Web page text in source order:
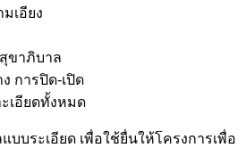
เอียง
ขาภิบาล
การปิด-เปิด
เอียดทั้งหมด
บบระเอียด เพื่อใช้ยื่นให้โครงการเพื่อ